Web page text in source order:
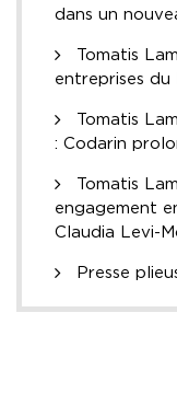
dans un
Tomatis
entreprises du
Tomatis
: Codarin
Tomatis
engagement
Claudia Levi-
Presse